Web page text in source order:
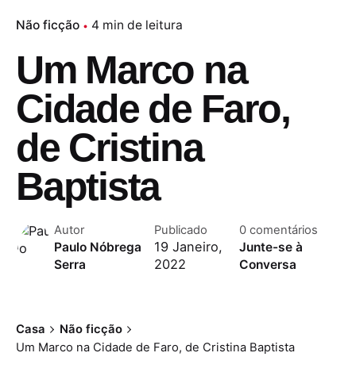
Não ficção 4 min de leitura
Um Marco na
Cidade de Faro,
de Cristina
Baptista
Autor
Paulo Nóbrega
Serra
Publicado
19 Janeiro,
2022
0 comentários
Junte-se à
Conversa
Casa
Não ficção
Um Marco na Cidade de Faro, de Cristina Baptista